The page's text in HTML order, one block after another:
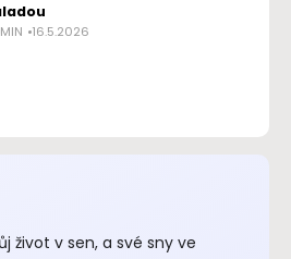
16.5.2026
život v sen, a své sny ve